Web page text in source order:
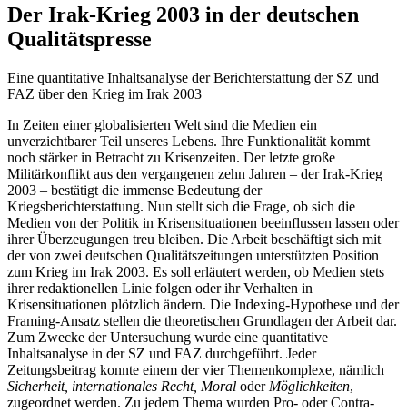
Der Irak-Krieg 2003 in der deutschen
Qualitätspresse
Eine quantitative Inhaltsanalyse der Berichterstattung der SZ und
FAZ über den Krieg im Irak 2003
In Zeiten einer globalisierten Welt sind die Medien ein
unverzichtbarer Teil unseres Lebens. Ihre Funktionalität kommt
noch stärker in Betracht zu Krisenzeiten. Der letzte große
Militärkonflikt aus den vergangenen zehn Jahren – der Irak-Krieg
2003 – bestätigt die immense Bedeutung der
Kriegsberichterstattung. Nun stellt sich die Frage, ob sich die
Medien von der Politik in Krisensituationen beeinflussen lassen oder
ihrer Überzeugungen treu bleiben. Die Arbeit beschäftigt sich mit
der von zwei deutschen Qualitätszeitungen unterstützten Position
zum Krieg im Irak 2003. Es soll erläutert werden, ob Medien stets
ihrer redaktionellen Linie folgen oder ihr Verhalten in
Krisensituationen plötzlich ändern. Die Indexing-Hypothese und der
Framing-Ansatz stellen die theoretischen Grundlagen der Arbeit dar.
Zum Zwecke der Untersuchung wurde eine quantitative
Inhaltsanalyse in der SZ und FAZ durchgeführt. Jeder
Zeitungsbeitrag konnte einem der vier Themenkomplexe, nämlich
Sicherheit, internationales Recht, Moral oder Möglichkeiten,
zugeordnet werden. Zu jedem Thema wurden Pro- oder Contra-